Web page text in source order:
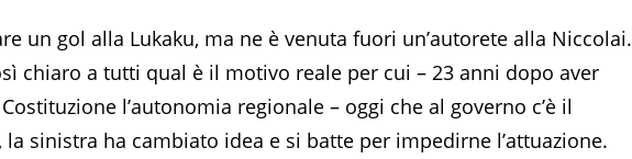
un gol alla Lukaku, ma ne è venuta fuori un’autorete alla Niccolai.
chiaro a tutti qual è il motivo reale per cui – 23 anni dopo aver
l’autonomia regionale – oggi che al governo c’è il
la sinistra ha cambiato idea e si batte per impedirne l’attuazione.